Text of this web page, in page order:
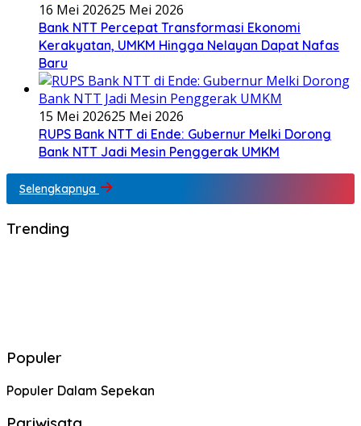
16 Mei 202625 Mei 2026
Bank NTT Percepat Transformasi Ekonomi
Kerakyatan, UMKM Hingga Nelayan Dapat Nafas
Baru
15 Mei 202625 Mei 2026
RUPS Bank NTT di Ende: Gubernur Melki Dorong
Bank NTT Jadi Mesin Penggerak UMKM
Selengkapnya
Trending
Populer
Populer Dalam Sepekan